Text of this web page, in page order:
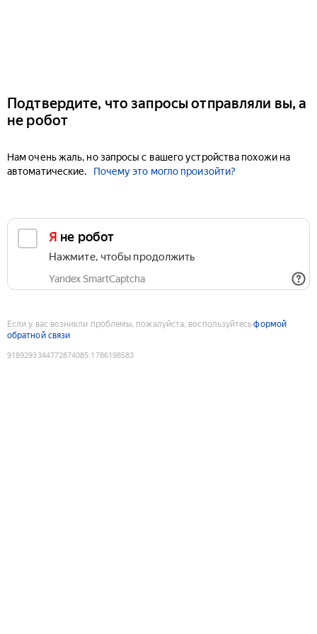
Подтвердите, что запросы отправляли вы, а
не робот
Нам очень жаль, но запросы с вашего устройства похожи на
автоматические.
Почему это могло произойти?
Я не робот
Нажмите, чтобы продолжить
Yandex SmartCaptcha
Если у вас возникли проблемы, пожалуйста, воспользуйтесьформой
обратной связи
9189293344772874085:1786198583